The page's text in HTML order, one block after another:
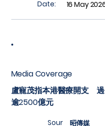
Date: 16 May
Media Coverage
盧寵茂指本港醫療開支
逾2500億元
Sour 昭傳媒